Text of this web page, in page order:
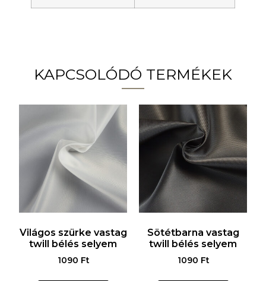
KAPCSOLÓDÓ TERMÉKEK
Világos szürke vastag
twill bélés selyem
1090 Ft
Sötétbarna vastag
twill bélés selyem
1090 Ft